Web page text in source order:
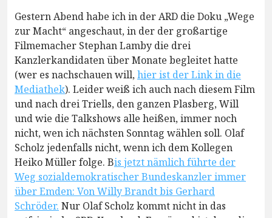
Gestern Abend habe ich in der ARD die Doku „Wege
zur Macht“ angeschaut, in der der großartige
Filmemacher Stephan Lamby die drei
Kanzlerkandidaten über Monate begleitet hatte
(wer es nachschauen will,hier ist der Link in die
Mediathek). Leider weiß ich auch nach diesem Film
und nach drei Triells, den ganzen Plasberg, Will
und wie die Talkshows alle heißen, immer noch
nicht, wen ich nächsten Sonntag wählen soll. Olaf
Scholz jedenfalls nicht, wenn ich dem Kollegen
Heiko Müller folge. Bis jetzt nämlich führte der
Weg sozialdemokratischer Bundeskanzler immer
über Emden: Von Willy Brandt bis Gerhard
Schröder. Nur Olaf Scholz kommt nicht in das